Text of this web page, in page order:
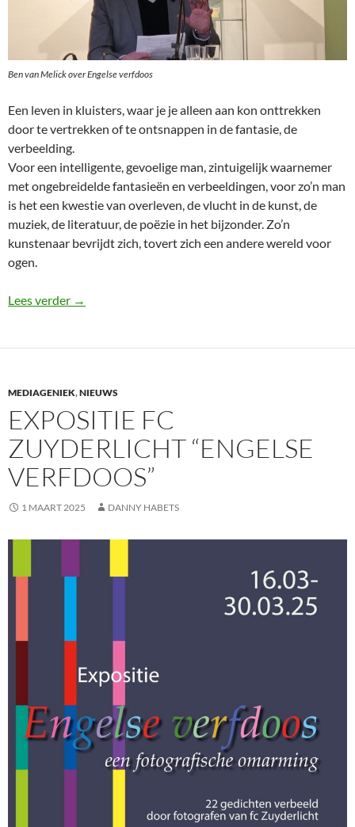
Ben van Melick over Engelse verfdoos
Een leven in kluisters, waar je je alleen aan kon onttrekken
door te vertrekken of te ontsnappen in de fantasie, de
verbeelding.
Voor een intelligente, gevoelige man, zintuigelijk waarnemer
met ongebreidelde fantasieën en verbeeldingen, voor zo’n man
is het een kwestie van overleven, de vlucht in de kunst, de
muziek, de literatuur, de poëzie in het bijzonder. Zo’n
kunstenaar bevrijdt zich, tovert zich een andere wereld voor
ogen.
Lees verder Om weer kind te zijn is het nooit te laat
→
MEDIAGENIEK,NIEUWS
EXPOSITIE FC
ZUYDERLICHT “ENGELSE
VERFDOOS”
1 MAART 2025 DANNY HABETS